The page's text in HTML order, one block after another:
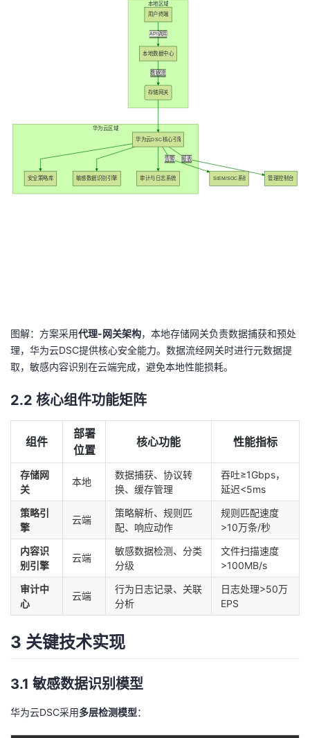
的
我
藏
技
的
本地区域
华为云区域
数据流
API调用
告警 报表
本地数据中心
存储网关
用户终端
华为云DSC核心引擎
安全策略库 敏感数据识别引擎 审计与日志系统 SIEM/SOC系统 管理控制台
图解：方案采用代理-网关架构，本地存储网关负责数据捕获和预处
理，华为云DSC提供核心安全能力。数据流经网关时进行元数据提
取，敏感内容识别在云端完成，避免本地性能损耗。
2.2 核心组件功能矩阵
组件
部署
位置
核心功能 性能指标
存储网
关
本地
数据捕获、协议转
换、缓存管理
吞吐≥1Gbps，
延迟<5ms
策略引
擎
云端
策略解析、规则匹
配、响应动作
规则匹配速度
>10万条/秒
内容识
别引擎
云端
敏感数据检测、分类
分级
文件扫描速度
>100MB/s
审计中
心
云端
行为日志记录、关联
分析
日志处理>50万
EPS
3 关键技术实现
3.1 敏感数据识别模型
华为云DSC采用多层检测模型：